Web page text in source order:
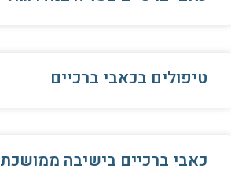
טיפולים בכאבי ברכיים
כאבי ברכיים בישיבה ממושכת